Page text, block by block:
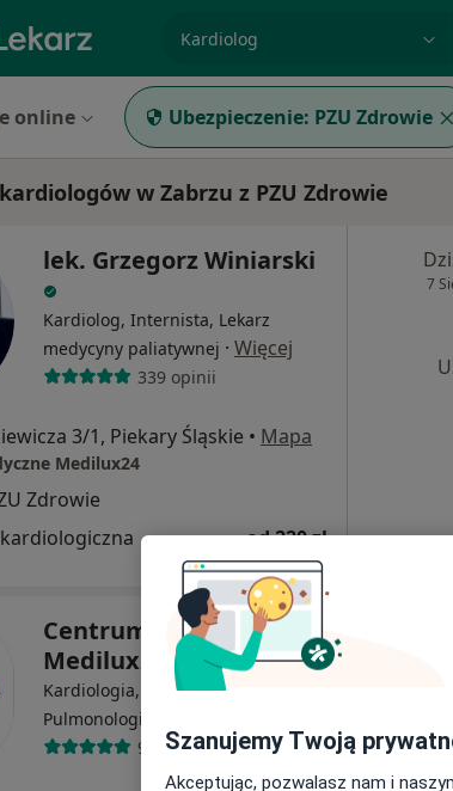
online Ubezpieczenie: PZU Zdrowie
w Zabrzu z PZU Zdrowie
lek. Grzegorz Winiarski
Kardiolog, Internista, Lekarz
medycyny paliatywnej · Więcej
339 opinii
3/1, Piekary Śląskie • Mapa
Medilux24
Zdrowie
od 220 zł
7
Centrum Medyczne
Medilux24
Kardiologia, Hematologia,
Pulmonologia
972 opinie
Szanujemy Twoją
Akceptując, pozwalasz nam i